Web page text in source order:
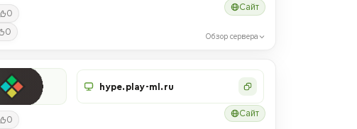
0
0
Сайт
Обзор сервера
0
hype.play-ml.ru
Сайт